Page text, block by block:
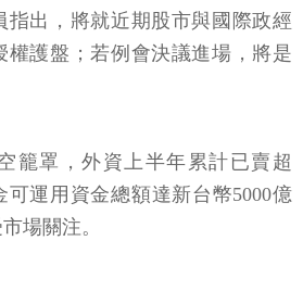
指出，將就近期股市與國際政經
權護盤；若例會決議進場，將是
籠罩，外資上半年累計已賣超
可運用資金總額達新台幣5000億
場關注。